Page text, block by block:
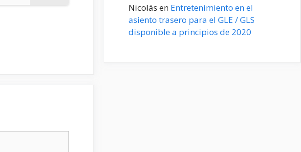
Nicolás en Entretenimiento en el
asiento trasero para el GLE / GLS
disponible a principios de 2020